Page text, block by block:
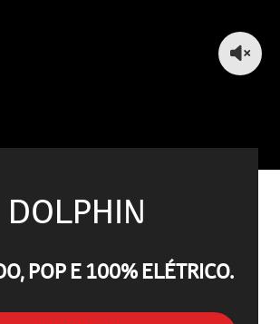
DOLPHIN
POP E 100% ELÉTRICO.